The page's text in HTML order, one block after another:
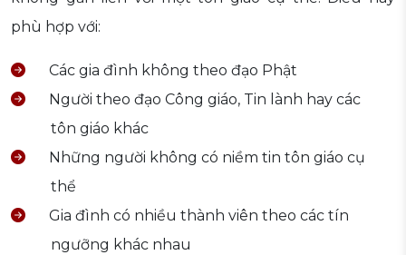
phù hợp với:
Các gia đình không theo đạo Phật
Người theo đạo Công giáo, Tin lành hay các
tôn giáo khác
Những người không có niềm tin tôn giáo cụ
thể
Gia đình có nhiều thành viên theo các tín
ngưỡng khác nhau